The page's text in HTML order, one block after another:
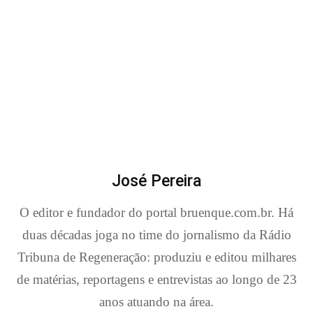
José Pereira
O editor e fundador do portal bruenque.com.br. Há
duas décadas joga no time do jornalismo da Rádio
Tribuna de Regeneração: produziu e editou milhares
de matérias, reportagens e entrevistas ao longo de 23
anos atuando na área.